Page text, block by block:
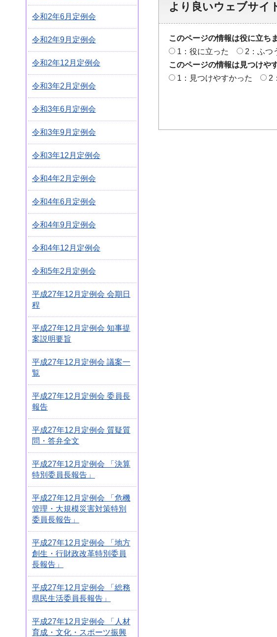
令和2年6月定例会
令和2年9月定例会
令和2年12月定例会
令和3年2月定例会
令和3年6月定例会
令和3年9月定例会
令和3年12月定例会
令和4年2月定例会
令和4年6月定例会
令和4年9月定例会
令和4年12月定例会
令和5年2月定例会
平成27年12月定例会 会期日
程
平成27年12月定例会 知事提
案説明要旨
平成27年12月定例会 議案一
覧
平成27年12月定例会 委員長
報告
平成27年12月定例会 質疑質
問・答弁全文
平成27年12月定例会 「決算
特別委員長報告」
平成27年12月定例会 「危機
管理・大規模災害対策特別
委員長報告」
平成27年12月定例会 「地方
創生・行財政改革特別委員
長報告」
平成27年12月定例会 「総務
県民生活委員長報告」
平成27年12月定例会 「人材
育成・文化・スポーツ振興
より良いウェブサイ
このページの情報は役に立ち
1：役に立った
2：ふつ
このページの情報は見つけや
1：見つけやすかった
2